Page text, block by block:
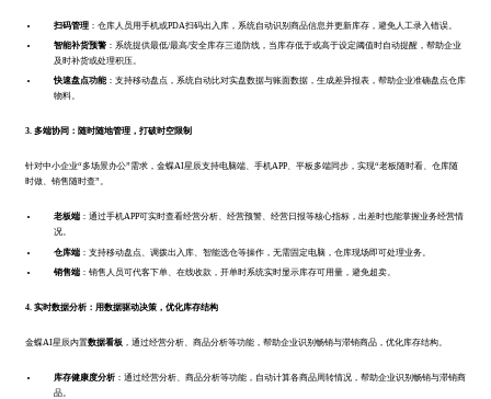
扫码管理：仓库人员用手机或PDA扫码出入库，系统自动识别商品信息并更新库存，避免人工录入错误。
智能补货预警：系统提供最低/最高/安全库存三道防线，当库存低于或高于设定阈值时自动提醒，帮助企业
及时补货或处理积压。
快速盘点功能：支持移动盘点，系统自动比对实盘数据与账面数据，生成差异报表，帮助企业准确盘点仓库
物料。
3. 多端协同：随时随地管理，打破时空限制
针对中小企业“多场景办公”需求，金蝶AI星辰支持电脑端、手机APP、平板多端同步，实现“老板随时看、仓库随
时做、销售随时查”。
老板端：通过手机APP可实时查看经营分析、经营预警、经营日报等核心指标，出差时也能掌握业务经营情
况。
仓库端：支持移动盘点、调拨出入库、智能选仓等操作，无需固定电脑，仓库现场即可处理业务。
销售端：销售人员可代客下单、在线收款，开单时系统实时显示库存可用量，避免超卖。
4. 实时数据分析：用数据驱动决策，优化库存结构
金蝶AI星辰内置数据看板 ，通过经营分析、商品分析等功能，帮助企业识别畅销与滞销商品，优化库存结构。
库存健康度分析：通过经营分析、商品分析等功能，自动计算各商品周转情况，帮助企业识别畅销与滞销商
品。